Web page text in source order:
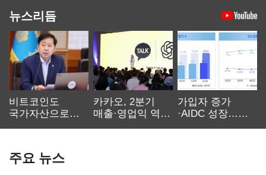
뉴스리듬
비트코인도
국가자산으로…'
카카오, 2분기
매출·영업익 역대
가입자 증가
·AIDC 성장…
주요 뉴스